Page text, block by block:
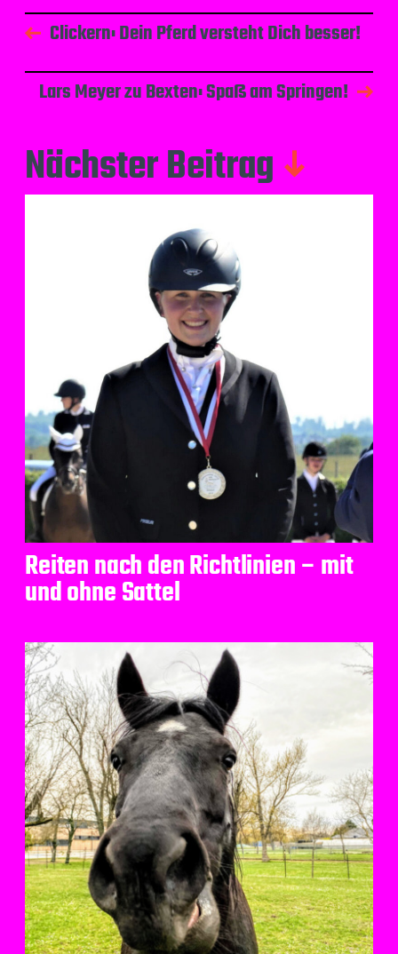
Clickern: Dein Pferd versteht Dich besser!
Lars Meyer zu Bexten: Spaß am Springen!
Nächster Beitrag
Reiten nach den Richtlinien – mit
und ohne Sattel